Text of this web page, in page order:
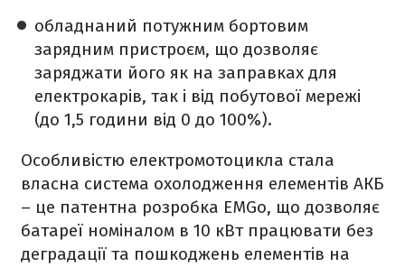
обладнаний потужним бортовим
зарядним пристроєм, що дозволяє
заряджати його як на заправках для
електрокарів, так і від побутової мережі
(до 1,5 години від 0 до 100%).
Особливістю електромотоцикла стала
власна система охолодження елементів АКБ
– це патентна розробка EMGo, що дозволяє
батареї номіналом в 10 кВт працювати без
деградації та пошкоджень елементів на